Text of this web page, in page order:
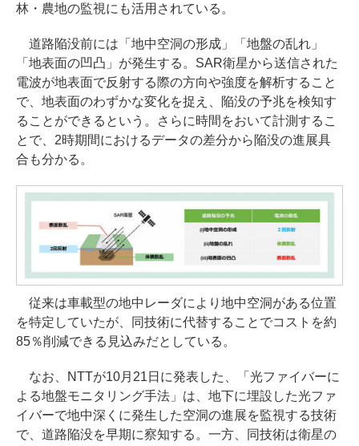
林・農地の監視にも活用されている。
道路陥没前には「地中空洞の形成」「地盤の乱れ」
「地表面の凹凸」が発生する。SAR衛星から送信された
電波が地表面で反射する際の方向や強度を解析すること
で、地表面のわずかな変化を捉え、陥没の予兆を検知す
ることができるという。さらに時間をおいて計測するこ
とで、2時期間におけるデータの差分から陥没の進展具
合も分かる。
従来は車載型の地中レーダにより地中空洞がある位置
を特定していたが、同技術に代替することでコストを約
85％削減できる見込みだとしている。
なお、NTTが10月21日に発表した、「光ファイバーに
よる地盤モニタリング手法」は、地下に埋設した光ファ
イバーで地中深くに発生した空洞の進展を監視する技術
で、道路陥没を早期に察知する。一方、同技術は衛星の